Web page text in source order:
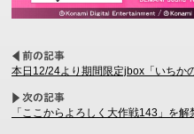
本日12/24より期間限定jbox「いちか
「ここからよろしく大作戦143」を解